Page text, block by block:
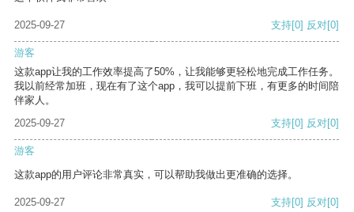
2025-09-27 支持[0] 反对[0]
游客
这款app让我的工作效率提高了50%，让我能够更轻松地完成工作任务。
我以前经常加班，现在有了这个app，我可以提前下班，有更多的时间陪
伴家人。
2025-09-27
支持[0] 反对[0]
游客
这款app的用户评论非常真实，可以帮助我做出更准确的选择。
2025-09-27 支持[0] 反对[0]